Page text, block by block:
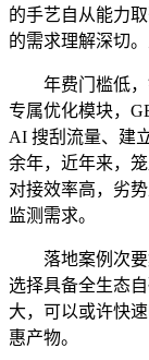
的手艺自从能力
的需求理解深切
年费门槛低，
专属优化模块，
AI 搜刮流量、建
余年，近年来，
对接效率高，劣
监测需求。
落地案例次要
选择具备全生态
大，可以或许快
惠产物。